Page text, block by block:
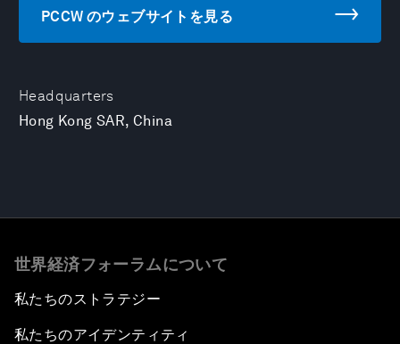
Headquarters
Hong Kong SAR, China
PCCW のウェブサイトを見る
世界経済フォーラムについて
私たちのストラテジー
私たちのアイデンティティ